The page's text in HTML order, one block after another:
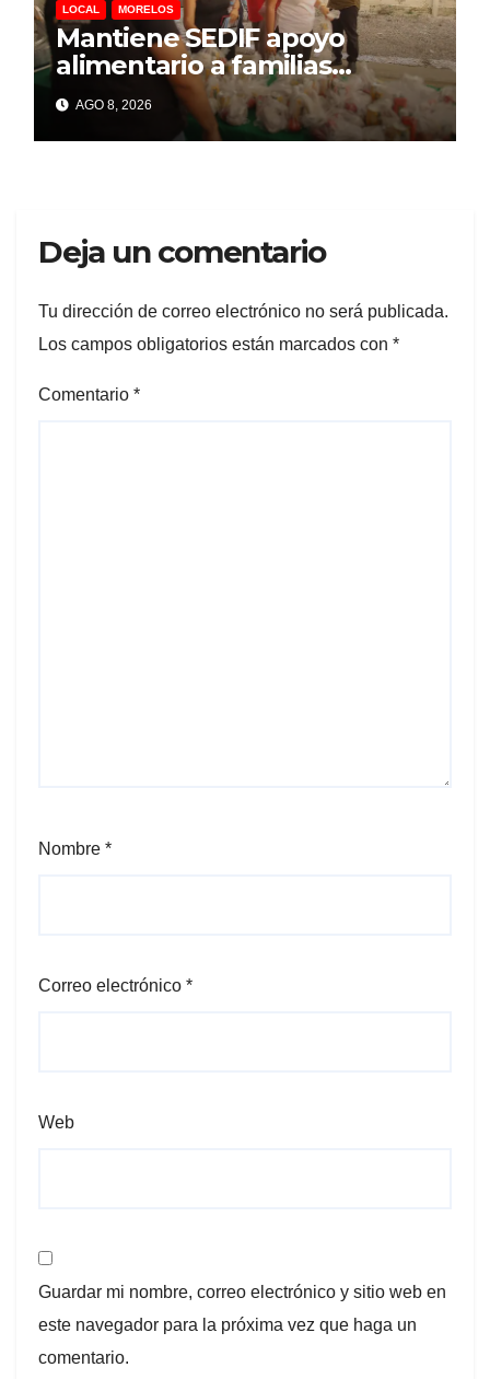
LOCAL MORELOS
Mantiene SEDIF apoyo
alimentario a familias
afectadas por explosión en
Las Granjas
AGO 8, 2026
Deja un comentario
Tu dirección de correo electrónico no será publicada.
Los campos obligatorios están marcados con *
Comentario *
Nombre *
Correo electrónico *
Web
Guardar mi nombre, correo electrónico y sitio web en
este navegador para la próxima vez que haga un
comentario.